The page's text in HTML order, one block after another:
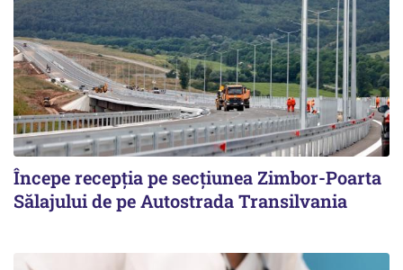
Începe recepţia pe secţiunea Zimbor-Poarta
Sălajului de pe Autostrada Transilvania